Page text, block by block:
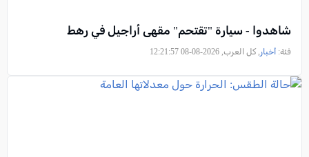
شاهدوا - سيارة "تقتحم" مقهى أراجيل في رهط
فئة: أخبار , كل العرب, 2026-08-08 12:21:57